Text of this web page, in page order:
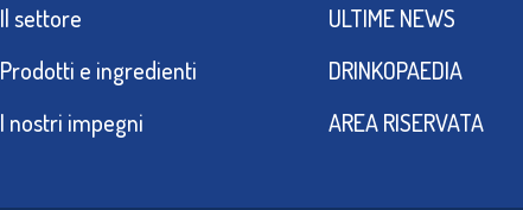
Il settore
Prodotti e ingredienti
I nostri impegni
ULTIME NEWS
DRINKOPAEDIA
AREA RISERVATA